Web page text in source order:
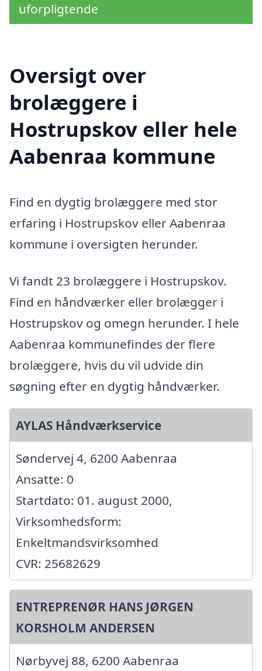
uforpligtende
Oversigt over
brolæggere i
Hostrupskov eller hele
Aabenraa kommune
Find en dygtig brolæggere med stor
erfaring i Hostrupskov eller Aabenraa
kommune i oversigten herunder.
Vi fandt 23 brolæggere i Hostrupskov.
Find en håndværker eller brolægger i
Hostrupskov og omegn herunder. I hele
Aabenraa kommunefindes der flere
brolæggere, hvis du vil udvide din
søgning efter en dygtig håndværker.
AYLAS Håndværkservice
Søndervej 4, 6200 Aabenraa
Ansatte: 0
Startdato: 01. august 2000,
Virksomhedsform:
Enkeltmandsvirksomhed
CVR: 25682629
ENTREPRENØR HANS JØRGEN
KORSHOLM ANDERSEN
Nørbyvej 88, 6200 Aabenraa